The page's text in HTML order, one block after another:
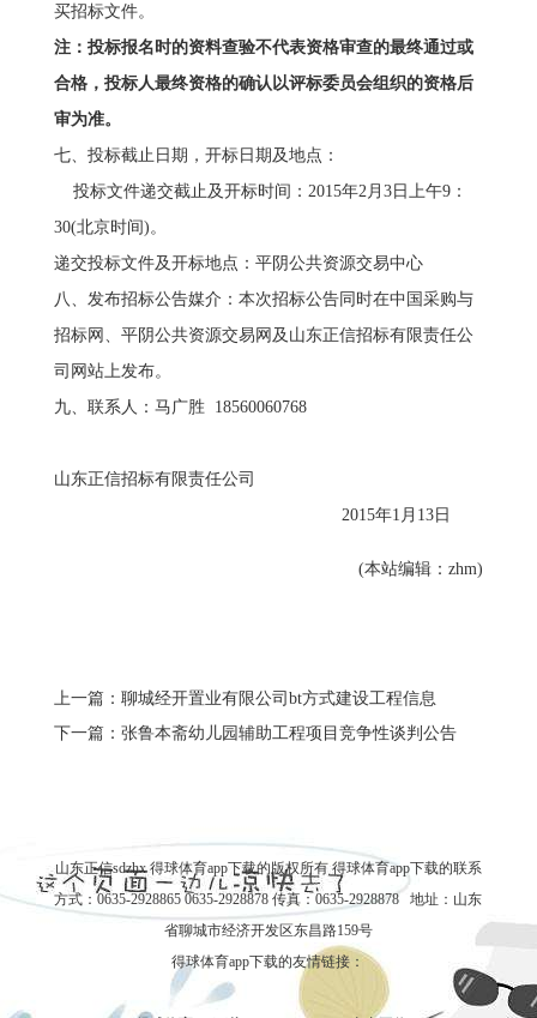
买招标文件。
注：投标报名时的资料查验不代表资格审查的最终通过或
合格，投标人最终资格的确认以评标委员会组织的资格后
审为准。
七、投标截止日期，开标日期及地点：
投标文件递交截止及开标时间：2015年2月3日上午9：
30(北京时间)。
递交投标文件及开标地点：平阴公共资源交易中心
八、发布招标公告媒介：本次招标公告同时在中国采购与
招标网、平阴公共资源交易网及山东正信招标有限责任公
司网站上发布。
九、联系人：马广胜 18560060768
山东正信招标有限责任公司
2015年1月13日
(本站编辑：zhm)
上一篇：聊城经开置业有限公司bt方式建设工程信息
下一篇：张鲁本斋幼儿园辅助工程项目竞争性谈判公告
山东正信sdzhx 得球体育app下载的版权所有得球体育app下载的联系
方式 ：0635-2928865 0635-2928878 传真：0635-2928878 地址：山东
省聊城市经济开发区东昌路159号
得球体育app下载的友情链接：